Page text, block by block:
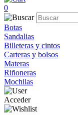
0
Botas
Sandalias
Billeteras y cintos
Carteras y bolsos
Materas
Riñoneras
Mochilas
Acceder